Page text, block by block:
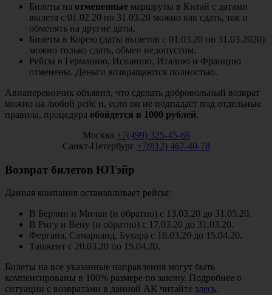
Билеты на отмененные маршруты в Китай с датами
вылета с 01.02.20 по 31.03.20 можно как сдать, так и
обменять на другие даты.
Билеты в Корею (даты вылетов с 01.03.20 по 31.03.2020)
можно только сдать, обмен недопустим.
Рейсы в Германию, Испанию, Италию и Францию
отменены. Деньги возвращаются полностью.
Авиаперевозчик объявил, что сделать добровольный возврат
можно на любой рейс и, если он не подпадает под отдельные
правила, процедура обойдется в 1000 рублей.
Москва +7(499) 325-45-68
Санкт-Петербург +7(812) 467-40-78
Возврат билетов ЮТэйр
Данная компания останавливает рейсы:
В Берлин и Милан (и обратно) с 13.03.20 до 31.05.20.
В Ригу и Вену (и обратно) с 17.03.20 до 31.03.20.
Фергана, Самарканд, Бухара с 16.03.20 до 15.04.20.
Ташкент с 20.03.20 по 15.04.20.
Билеты на все указанные направления могут быть
компенсированы в 100% размере по закону. Подробнее о
ситуации с возвратами в данной АК читайте здесь.